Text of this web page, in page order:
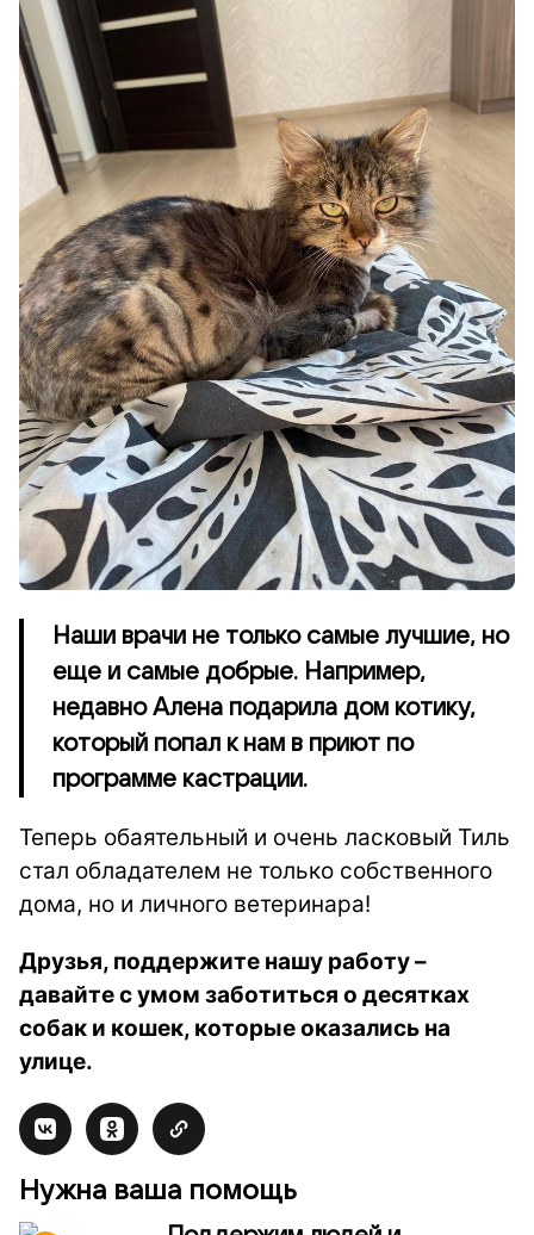
Наши врачи не только самые лучшие, но
еще и самые добрые. Например,
недавно Алена подарила дом котику,
который попал к нам в приют по
программе кастрации.
Теперь обаятельный и очень ласковый Тиль
стал обладателем не только собственного
дома, но и личного ветеринара!
Друзья, поддержите нашу работу –
давайте с умом заботиться о десятках
собак и кошек, которые оказались на
улице.
Нужна ваша помощь